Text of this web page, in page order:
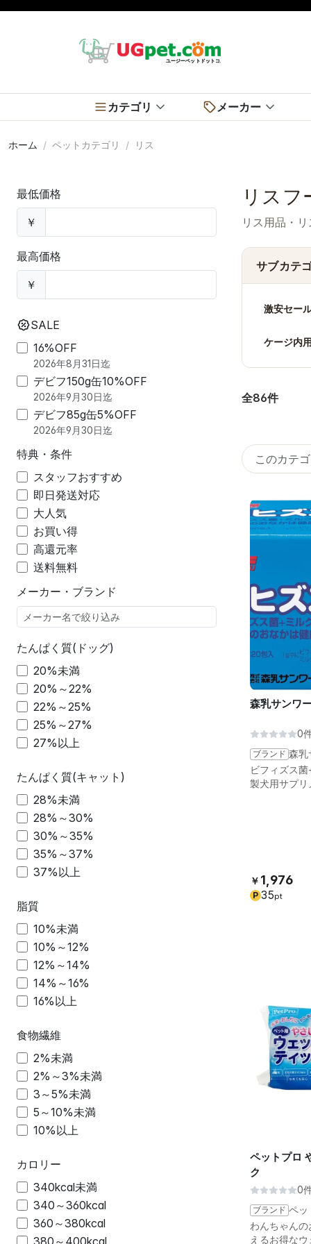
カテゴリ メーカー
ホーム ペットカテゴリ リス
最低価格
￥
最高価格
￥
SALE
16%OFF
2026年8月31日迄
デビフ150g缶10%OFF
2026年9月30日迄
デビフ85g缶5%OFF
2026年9月30日迄
特典・条件
スタッフおすすめ
即日発送対応
大人気
お買い得
高還元率
送料無料
メーカー・ブランド
たんぱく質(ドッグ)
20%未満
20%～22%
22%～25%
25%～27%
27%以上
たんぱく質(キャット)
28%未満
28%～30%
30%～35%
35%～37%
37%以上
脂質
10%未満
10%～12%
12%～14%
14%～16%
16%以上
食物繊維
2%未満
2%～3%未満
3～5%未満
5～10%未満
10%以上
カロリー
340kcal未満
340～360kcal
360～380kcal
リスフ
リス用品・
サブカテ
激安セー
ケージ内
全86件
森乳サンワ
0
ブランド 森乳
ビフィズス
製犬用サプ
￥ 1,976
P 35pt
ペットプロ
ク
0
ブランド ペッ
わんちゃん
えるお得な